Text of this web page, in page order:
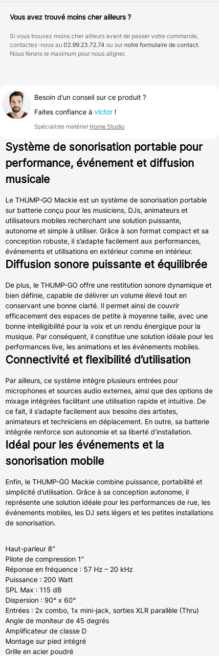
Vous avez trouvé moins cher ailleurs ?
Si vous trouvez moins cher ailleurs avant de passer votre commande,
contactez-nous au 02.99.23.72.74 ou sur notre formulaire de contact.
Nous ferons le maximum pour nous aligner.
Besoin d’un conseil sur ce produit ?
Faites confiance à victor!
Spécialiste matériel Home Studio
Système de sonorisation portable pour
performance, événement et diffusion
musicale
Le THUMP-GO Mackie est un système de sonorisation portable
sur batterie conçu pour les musiciens, DJs, animateurs et
utilisateurs mobiles recherchant une solution puissante,
autonome et simple à utiliser. Grâce à son format compact et sa
conception robuste, il s’adapte facilement aux performances,
événements et utilisations en extérieur comme en intérieur.
Diffusion sonore puissante et équilibrée
De plus, le THUMP-GO offre une restitution sonore dynamique et
bien définie, capable de délivrer un volume élevé tout en
conservant une bonne clarté. Il permet ainsi de couvrir
efficacement des espaces de petite à moyenne taille, avec une
bonne intelligibilité pour la voix et un rendu énergique pour la
musique. Par conséquent, il constitue une solution idéale pour les
performances live, les animations et les événements mobiles.
Connectivité et flexibilité d’utilisation
Par ailleurs, ce système intègre plusieurs entrées pour
microphones et sources audio externes, ainsi que des options de
mixage intégrées facilitant une utilisation rapide et intuitive. De
ce fait, il s’adapte facilement aux besoins des artistes,
animateurs et techniciens en déplacement. En outre, sa batterie
intégrée renforce son autonomie et sa liberté d’installation.
Idéal pour les événements et la
sonorisation mobile
Enfin, le THUMP-GO Mackie combine puissance, portabilité et
simplicité d’utilisation. Grâce à sa conception autonome, il
représente une solution idéale pour les performances de rue, les
événements mobiles, les DJ sets légers et les petites installations
de sonorisation.
Haut-parleur 8″
Pilote de compression 1″
Réponse en fréquence : 57 Hz – 20 kHz
Puissance : 200 Watt
SPL Max : 115 dB
Dispersion : 90° x 60°
Entrées : 2x combo, 1x mini-jack, sorties XLR parallèle (Thru)
Angle de moniteur de 45 degrés
Amplificateur de classe D
Montage sur pied intégré
Grille en acier poudré